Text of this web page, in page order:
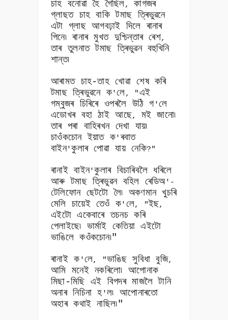
চাহ বনোৱা হৈ গৈছিল,কাগজৰ
গ্লাছত চাহ বাকি টমাছ ত্ৰিভুৱনে
এটা গ্লাছ আগবঢ়াই দিলে ৰানাৰ
পিনে৷ ৰানাৰ মুখত দুশ্চিন্তাৰ ৰেশ,
তাৰ তুলনাত টমাছ ত্ৰিভুৱন বহুখিনি
শান্ত৷
আৰামত চাহ-তাহ খোৱা শেষ কৰি
টমাছ ত্ৰিভুৱনে ক'লে, "এই
গম্বুজৰ চিৰিৰে ওপৰলৈ উঠি গ 'লে
এডোখৰ বহা ঠাই আছে, মই জানো৷
তাৰ পৰা বাহিৰখন দেখা যায়৷
চাওঁকচোন ইয়াত ক'ৰবাত
বাইন'কুলাৰ পোৱা যায় নেকি?"
ৰানাই বাইন'কুলাৰ বিচাৰিবলৈ ধৰিলে
আৰু টমাছ ত্ৰিভুৱন বহিল ৰেডিঅ'-
টেলিফোন ছেটটো লৈ৷ অকণমান খুচৰি
মেলি চায়েই তেওঁ ক' লে, "ইছ,
এইটো একেবাৰে তচনচ কৰি
পেলাইছে৷ ভাৰ্মাই কেতিয়া এইটো
ভাঙিলে কওঁকচোন৷"
ৰানাই ক 'লে, "ভাঙিছ সুবিধা বুজি,
আমি মনেই নকৰিলো৷ আপোনাক
মিছা-মিছি এই বিপদৰ মাজলৈ টানি
অনাৰ নিচিনা হ'ল৷ আপোনাৰতো
অহাৰ কথাই নাছিল৷"